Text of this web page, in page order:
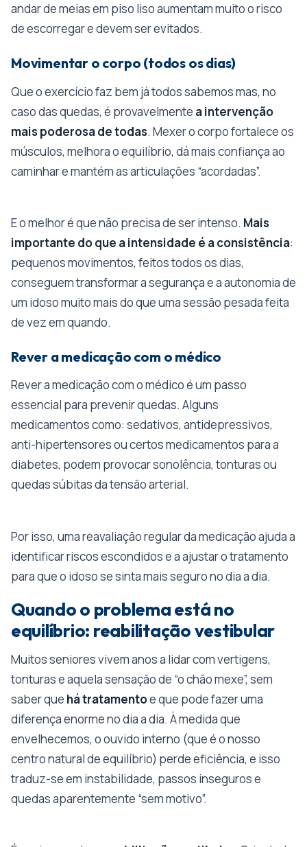
andar de meias em piso liso aumentam muito o risco
de escorregar e devem ser evitados.
Movimentar o corpo (todos os dias)
Que o exercício faz bem já todos sabemos mas, no
caso das quedas, é provavelmente a intervenção
mais poderosa de todas. Mexer o corpo fortalece os
músculos, melhora o equilíbrio, dá mais confiança ao
caminhar e mantém as articulações “acordadas”.
E o melhor é que não precisa de ser intenso. Mais
importante do que a intensidade é a consistência:
pequenos movimentos, feitos todos os dias,
conseguem transformar a segurança e a autonomia de
um idoso muito mais do que uma sessão pesada feita
de vez em quando.
Rever a medicação com o médico
Rever a medicação com o médico é um passo
essencial para prevenir quedas. Alguns
medicamentos como: sedativos, antidepressivos,
anti-hipertensores ou certos medicamentos para a
diabetes, podem provocar sonolência, tonturas ou
quedas súbitas da tensão arterial.
Por isso, uma reavaliação regular da medicação ajuda a
identificar riscos escondidos e a ajustar o tratamento
para que o idoso se sinta mais seguro no dia a dia.
Quando o problema está no
equilíbrio: reabilitação vestibular
Muitos seniores vivem anos a lidar com vertigens,
tonturas e aquela sensação de “o chão mexe”, sem
saber que há tratamentoe que pode fazer uma
diferença enorme no dia a dia. À medida que
envelhecemos, o ouvido interno (que é o nosso
centro natural de equilíbrio) perde eficiência, e isso
traduz-se em instabilidade, passos inseguros e
quedas aparentemente “sem motivo”.